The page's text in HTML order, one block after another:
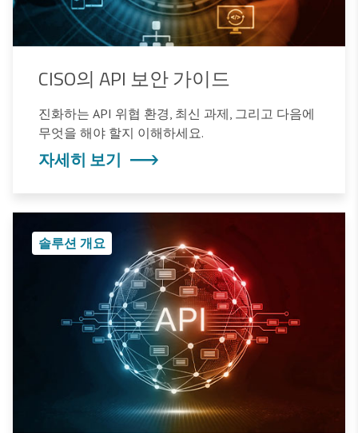
CISO의 API 보안 가이드
진화하는 API 위협 환경, 최신 과제, 그리고 다음에
무엇을 해야 할지 이해하세요.
자세히 보기
솔루션 개요